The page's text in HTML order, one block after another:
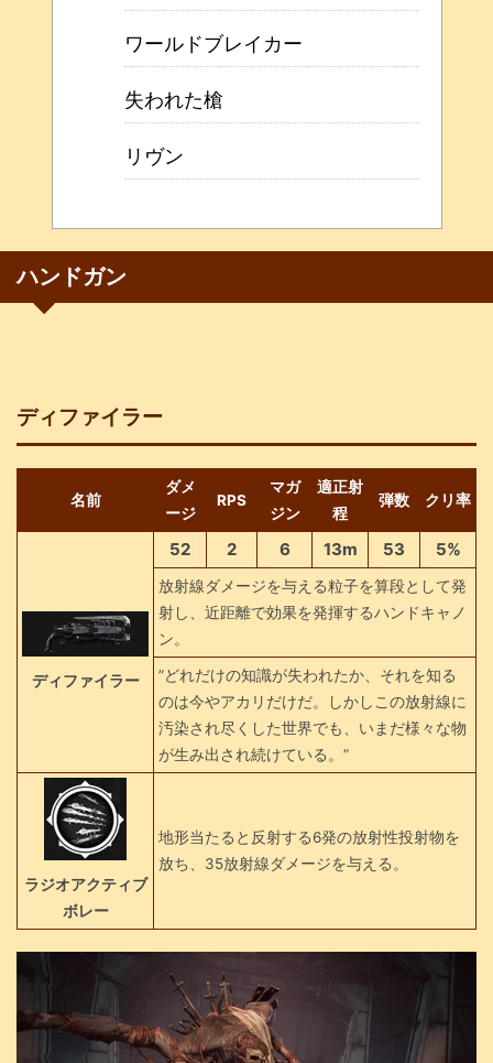
ワールドブレイカー
失われた槍
リヴン
ハンドガン
ディファイラー
名前
ダメ
ージ
RPS
マガ
ジン
適正射
程
弾数 クリ率
ディファイラー
52 2 6 13m 53 5%
放射線ダメージを与える粒子を算段として発
射し、近距離で効果を発揮するハンドキャノ
ン。
”どれだけの知識が失われたか、それを知る
のは今やアカリだけだ。しかしこの放射線に
汚染され尽くした世界でも、いまだ様々な物
が生み出され続けている。”
ラジオアクティブ
ボレー
地形当たると反射する6発の放射性投射物を
放ち、35放射線ダメージを与える。